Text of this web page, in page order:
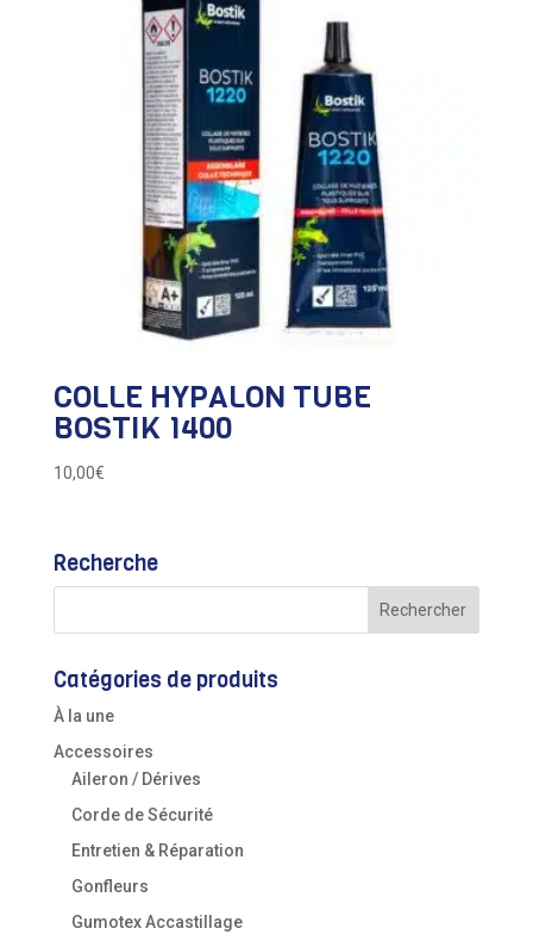
COLLE HYPALON TUBE
BOSTIK 1400
10,00€
Recherche
Catégories de produits
À la une
Accessoires
Aileron / Dérives
Corde de Sécurité
Entretien & Réparation
Gonfleurs
Gumotex Accastillage